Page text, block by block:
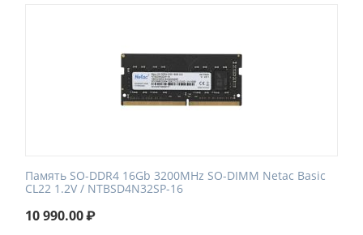
Память SO-DDR4 16Gb 3200MHz SO-DIMM Netac Basic
CL22 1.2V / NTBSD4N32SP-16
10 990.00₽